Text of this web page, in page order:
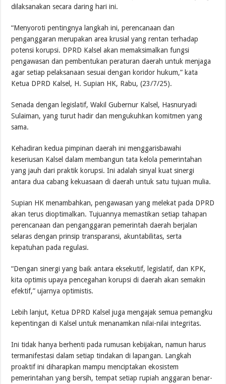
dilaksanakan secara daring hari ini.
“Menyoroti pentingnya langkah ini, perencanaan dan
penganggaran merupakan area krusial yang rentan terhadap
potensi korupsi. DPRD Kalsel akan memaksimalkan fungsi
pengawasan dan pembentukan peraturan daerah untuk menjaga
agar setiap pelaksanaan sesuai dengan koridor hukum,” kata
Ketua DPRD Kalsel, H. Supian HK, Rabu, (23/7/25).
Senada dengan legislatif, Wakil Gubernur Kalsel, Hasnuryadi
Sulaiman, yang turut hadir dan mengukuhkan komitmen yang
sama.
Kehadiran kedua pimpinan daerah ini menggarisbawahi
keseriusan Kalsel dalam membangun tata kelola pemerintahan
yang jauh dari praktik korupsi. Ini adalah sinyal kuat sinergi
antara dua cabang kekuasaan di daerah untuk satu tujuan mulia.
Supian HK menambahkan, pengawasan yang melekat pada DPRD
akan terus dioptimalkan. Tujuannya memastikan setiap tahapan
perencanaan dan penganggaran pemerintah daerah berjalan
selaras dengan prinsip transparansi, akuntabilitas, serta
kepatuhan pada regulasi.
“Dengan sinergi yang baik antara eksekutif, legislatif, dan KPK,
kita optimis upaya pencegahan korupsi di daerah akan semakin
efektif,” ujarnya optimistis.
Lebih lanjut, Ketua DPRD Kalsel juga mengajak semua pemangku
kepentingan di Kalsel untuk menanamkan nilai-nilai integritas.
Ini tidak hanya berhenti pada rumusan kebijakan, namun harus
termanifestasi dalam setiap tindakan di lapangan. Langkah
proaktif ini diharapkan mampu menciptakan ekosistem
pemerintahan yang bersih, tempat setiap rupiah anggaran benar-